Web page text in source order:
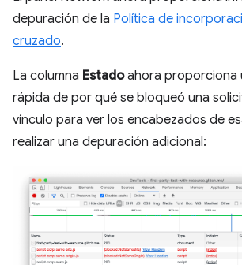
depuración de la Política de
cruzado.
La columna Estadoahora proporciona
rápida de por qué se bloqueó una
vínculo para ver los encabezados de
realizar una depuración adicional: